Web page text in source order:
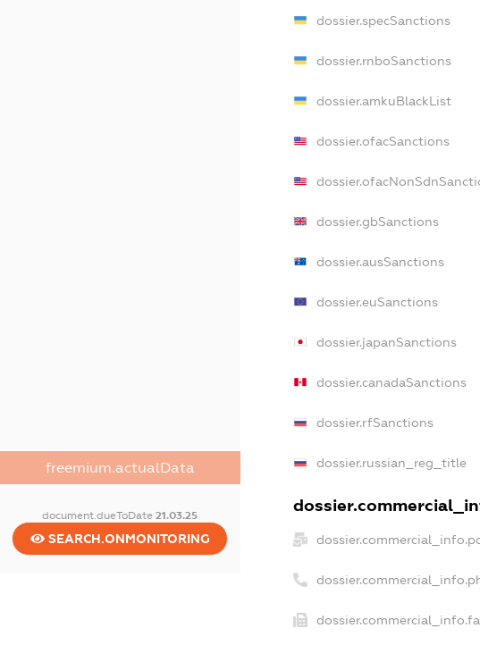
freemium.actualData
document.dueToDate21.03.25
SEARCH.ONMONITORING
dossier.specSanctions
dossier.rnboSanctions
dossier.amkuBlackList
dossier.ofacSanctions
dossier.gbSanctions
dossier.ausSanctions
dossier.euSanctions
dossier.japanSanctions
dossier.canadaSanctions
dossier.rfSanctions
dossier.russian_reg_title